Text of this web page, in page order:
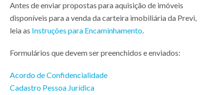
Antes de enviar propostas para aquisição de imóveis
disponíveis para a venda da carteira imobiliária da Previ,
leia as Instruções para Encaminhamento.
Formulários que devem ser preenchidos e enviados:
Acordo de Confidencialidade
Cadastro Pessoa Jurídica